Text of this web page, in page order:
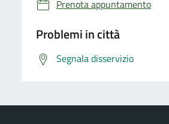
Prenota appuntamento
Problemi in città
Segnala disservizio